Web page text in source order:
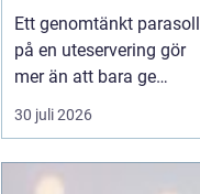
känsla året runt
Ett genomtänkt parasoll
på en uteservering gör
mer än att bara ge
skugga. Det påverkar hur
länge gästerna stannar,
och om de väljer att
30 juli 2026